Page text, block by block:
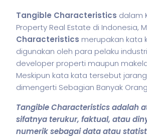
Tangible Characteristics dalam
Property Real Estate di Indonesia,
Characteristics merupakan kata
digunakan oleh para pelaku
developer properti maupun
Meskipun kata kata tersebut
dimengerti Sebagian Banyak
Tangible Characteristics adalah
sifatnya terukur, faktual, atau
numerik sebagai data atau